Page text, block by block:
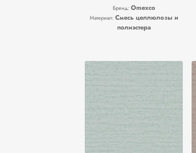
Бренд: Omexco
Материал: Смесь целлюлозы и
полиэстера